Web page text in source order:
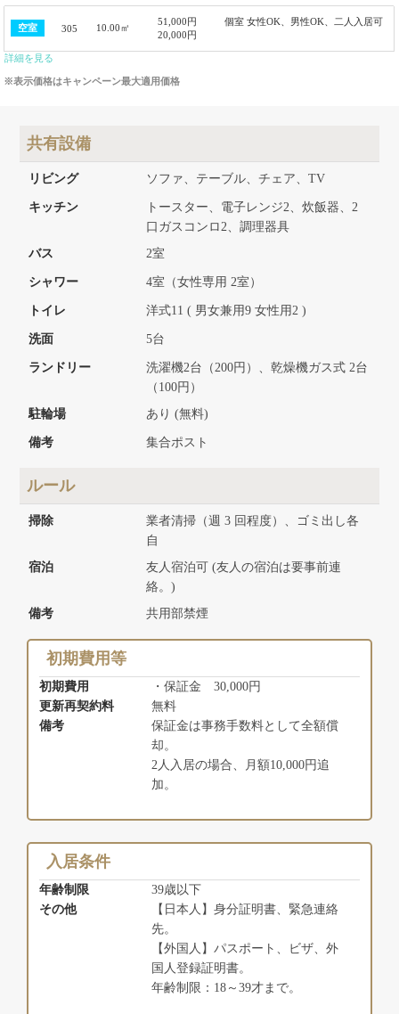
空室 305 10.00㎡
51,000円
20,000円
個室 女性OK、男性OK、二人入居可
詳細を見る
※表示価格はキャンペーン最大適用価格
共有設備
リビング ソファ、テーブル、チェア、TV
キッチン
トースター、電子レンジ2、炊飯器、2
口ガスコンロ2、調理器具
バス
2室
シャワー 4室（女性専用 2室）
トイレ 洋式11 ( 男女兼用9 女性用2 )
洗面 5台
ランドリー
洗濯機2台（200円）、乾燥機ガス式 2台
（100円）
駐輪場
あり (無料)
備考 集合ポスト
ルール
掃除
業者清掃（週 3 回程度）、ゴミ出し各
自
宿泊
友人宿泊可 (友人の宿泊は要事前連
絡。)
備考
共用部禁煙
初期費用等
初期費用
・保証金 30,000円
更新再契約料
無料
備考
保証金は事務手数料として全額償
却。
2人入居の場合、月額10,000円追
加。
入居条件
年齢制限
39歳以下
その他
【日本人】身分証明書、緊急連絡
先。
【外国人】パスポート、ビザ、外
国人登録証明書。
年齢制限：18～39才まで。